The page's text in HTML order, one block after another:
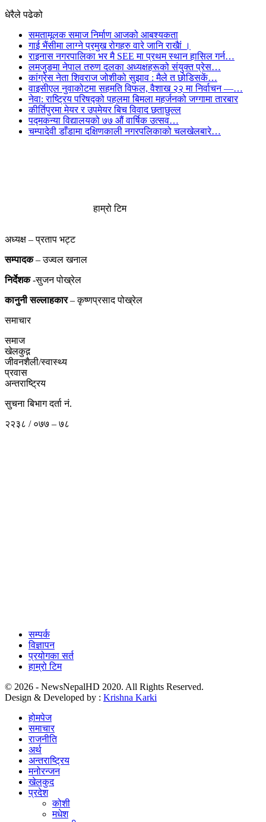
धेरैले पढेको
समतामूलक समाज निर्माण आजको आबश्यकता
गाई भैंसीमा लाग्ने प्रमुख रोगहरु वारे जानि राखैां ।
राइनास नगरपालिका भर मै SEE मा प्रथम स्थान हासिल गर्न…
लमजुङमा नेपाल तरुण दलका अध्यक्षहरूको संयुक्त प्रेस…
कांग्रेस नेता शिवराज जोशीको सुझाव : मैले त छोडिसकें…
वाइसीएल नुवाकोटमा सहमति विफल, वैशाख २२ मा निर्वाचन —…
नेवा: राष्ट्रिय परिषद्को पहलमा बिमला महर्जनको जग्गामा तारबार
कीर्तिपुरमा मेयर र उपमेयर बिच विवाद छताछुल्ल
पद्मकन्या विद्यालयको ७७ औं ‌‌वार्षिक ‌उत्सव…
चम्पादेवी डाँडामा दक्षिणकाली नगरपलिकाको चलखेलबारे…
हाम्रो टिम
अध्यक्ष – प्रताप भट्ट
सम्पादक– उज्वल खनाल
निर्देशक-सुजन पोख्रेल
कानुनी सल्लाहकार– कृष्णप्रसाद पोख्रेल
समाचार
समाज
खेलकुद़़
जीवनशैली/स्वास्थ्य
प्रवास
अन्तराष्ट्रिय
सुचना बिभाग दर्ता नं.
२२३८ / ०७७ – ७८
सम्पर्क
विज्ञापन
प्रयोगका सर्त
हाम्रो टिम
© 2026 - NewsNepalHD 2020. All Rights Reserved.
Design & Developed by : Krishna Karki
होमपेज
समाचार
राजनीति
अर्थ
अन्तराष्ट्रिय
मनोरन्जन
खेलकुद
प्रदेश
कोशी
मधेश